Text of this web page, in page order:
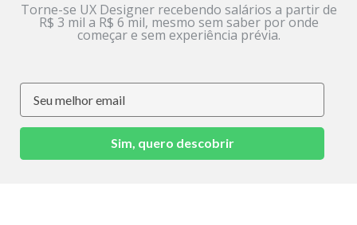
Torne-se UX Designer recebendo salários a partir de
R$ 3 mil a R$ 6 mil, mesmo sem saber por onde
começar e sem experiência prévia.
Sim, quero descobrir